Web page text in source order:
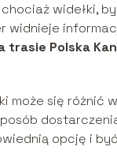
widełki,
widnieje
Polska
może się różnić
opcję i